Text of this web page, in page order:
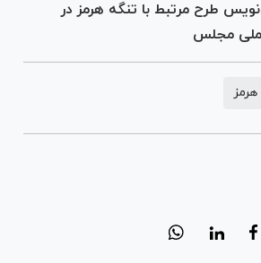
طرح مرتبط با تنگه هرمز در
مجلس